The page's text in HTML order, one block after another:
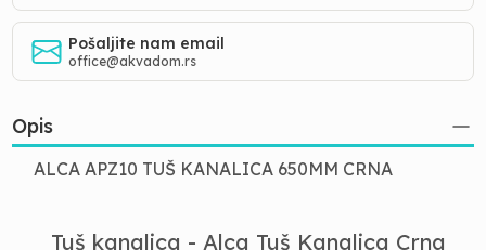
Pošaljite nam email
office@akvadom.rs
Opis
ALCA APZ10 TUŠ KANALICA 650MM CRNA
Tuš kanalica - Alca Tuš Kanalica Crna